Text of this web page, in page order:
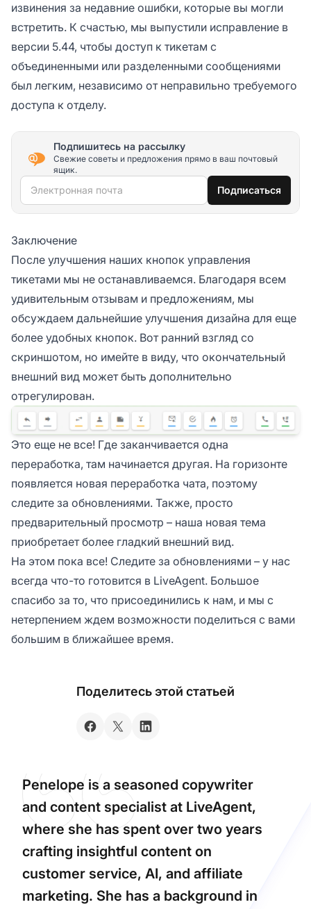
извинения за недавние ошибки, которые вы могли
встретить. К счастью, мы выпустили исправление в
версии 5.44, чтобы доступ к тикетам с
объединенными или разделенными сообщениями
был легким, независимо от неправильно требуемого
доступа к отделу.
Подпишитесь на рассылку
Свежие советы и предложения прямо в ваш почтовый
ящик.
Электронная почта Подписаться
Заключение
После улучшения наших кнопок управления
тикетами мы не останавливаемся. Благодаря всем
удивительным отзывам и предложениям, мы
обсуждаем дальнейшие улучшения дизайна для еще
более удобных кнопок. Вот ранний взгляд со
скриншотом, но имейте в виду, что окончательный
внешний вид может быть дополнительно
отрегулирован.
Это еще не все! Где заканчивается одна
переработка, там начинается другая. На горизонте
появляется новая переработка чата, поэтому
следите за обновлениями. Также, просто
предварительный просмотр – наша новая тема
приобретает более гладкий внешний вид.
На этом пока все! Следите за обновлениями – у нас
всегда что-то готовится в LiveAgent. Большое
спасибо за то, что присоединились к нам, и мы с
нетерпением ждем возможности поделиться с вами
большим в ближайшее время.
Поделитесь этой статьей
Penelope is a seasoned copywriter
and content specialist at LiveAgent,
where she has spent over two years
crafting insightful content on
customer service, AI, and affiliate
marketing. She has a background in